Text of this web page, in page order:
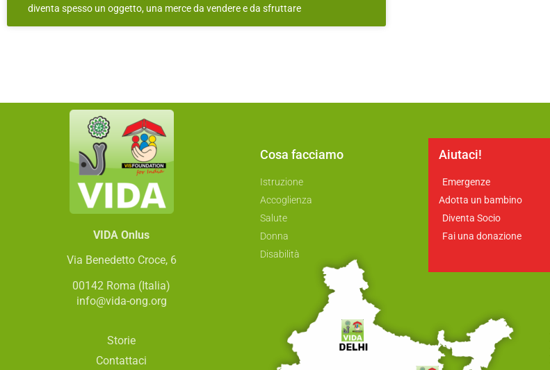
diventa spesso un oggetto, una merce da vendere e da sfruttare
VIDA Onlus
Via Benedetto Croce, 6
00142 Roma (Italia)
info@vida-ong.org
Storie
Contattaci
Cosa facciamo
Istruzione
Accoglienza
Salute
Donna
Disabilità
Aiutaci!
Emergenze
Adotta un bambino
Diventa Socio
Fai una donazione